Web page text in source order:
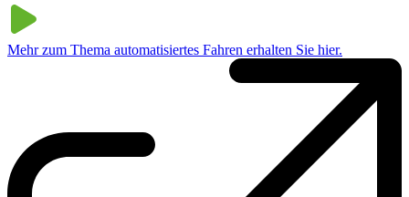
Mehr zum Thema automatisiertes Fahren erhalten Sie hier.